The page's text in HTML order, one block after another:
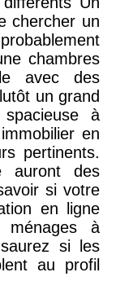
chercher un
chambres
avec des
un grand
à
en
pertinents.
auront des
si votre
en ligne
à
si les
au profil